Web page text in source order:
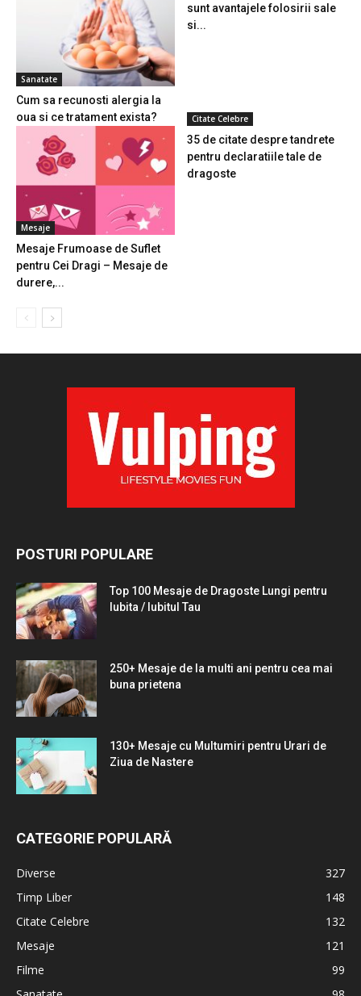
Sanatate
Cum sa recunosti alergia la
oua si ce tratament exista?
sunt avantajele folosirii sale
si...
Mesaje
Mesaje Frumoase de Suflet
pentru Cei Dragi – Mesaje de
durere,...
Citate Celebre
35 de citate despre tandrete
pentru declaratiile tale de
dragoste
POSTURI POPULARE
Top 100 Mesaje de Dragoste Lungi pentru
Iubita / Iubitul Tau
250+ Mesaje de la multi ani pentru cea mai
buna prietena
130+ Mesaje cu Multumiri pentru Urari de
Ziua de Nastere
CATEGORIE POPULARĂ
Diverse
327
Timp Liber
148
Citate Celebre
132
Mesaje
121
Filme
99